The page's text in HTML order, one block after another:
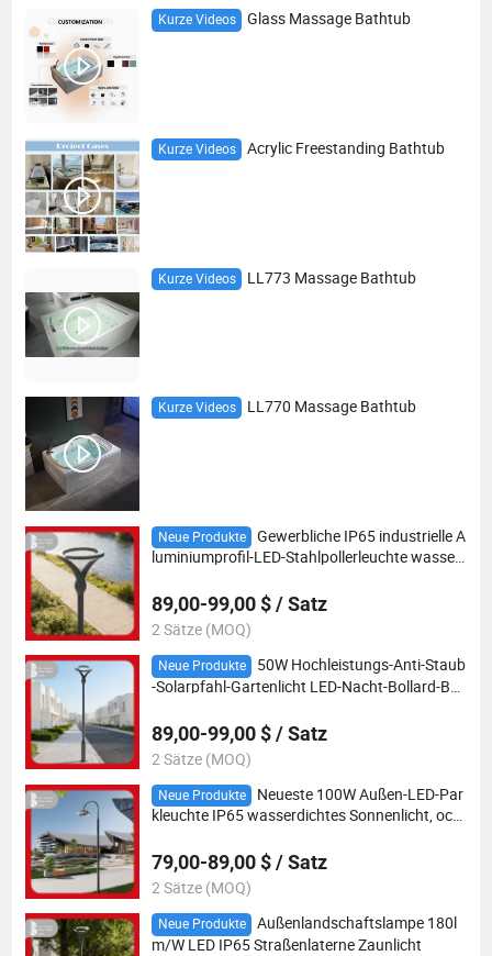
Kurze Videos Glass Massage Bathtub
Kurze Videos Acrylic Freestanding Bathtub
Kurze Videos LL773 Massage Bathtub
Kurze Videos LL770 Massage Bathtub
Neue Produkte
Gewerbliche IP65 industrielle A
luminiumprofil-LED-Stahlpollerleuchte wasser
way30W/50W/80W/100W
89,00-99,00 $ / Satz
2 Sätze (MOQ)
Neue Produkte
50W Hochleistungs-Anti-Staub
-Solarpfahl-Gartenlicht LED-Nacht-Bollard-Bel
89,00-99,00 $ / Satz
2 Sätze (MOQ)
Neue Produkte
Neueste 100W Außen-LED-Par
kleuchte IP65 wasserdichtes Sonnenlicht, octa
nkter Stahlpfahl
79,00-89,00 $ / Satz
2 Sätze (MOQ)
Neue Produkte
Außenlandschaftslampe 180l
m/W LED IP65 Straßenlaterne Zaunlicht